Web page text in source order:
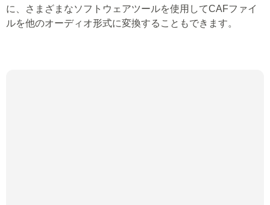
に、さまざまなソフトウェアツールを使用してCAFファイ
ルを他のオーディオ形式に変換することもできます。